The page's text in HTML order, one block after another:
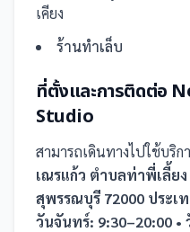
เคียง
ร้านทำเล็บ
ที่ตั้งและการติดต่อ
Studio
สามารถเดินทางไปใช้บริก
เณรแก้ว ตำบลท่าพี่เลี้ย
สุพรรณบุรี 72000 ประเ
วันจันทร์: 9:30–20:00 •